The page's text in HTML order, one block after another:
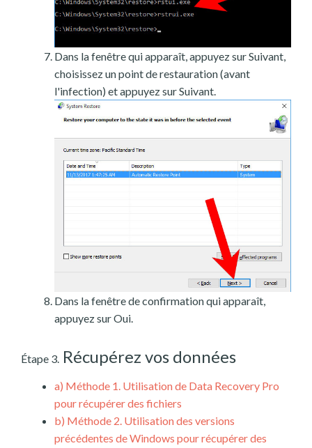
Dans la fenêtre qui apparaît, appuyez sur Suivant,
choisissez un point de restauration (avant
l'infection) et appuyez sur Suivant.
Dans la fenêtre de confirmation qui apparaît,
appuyez sur Oui.
Étape 3. Récupérez vos données
a) Méthode 1. Utilisation de Data Recovery Pro
pour récupérer des fichiers
b) Méthode 2. Utilisation des versions
précédentes de Windows pour récupérer des